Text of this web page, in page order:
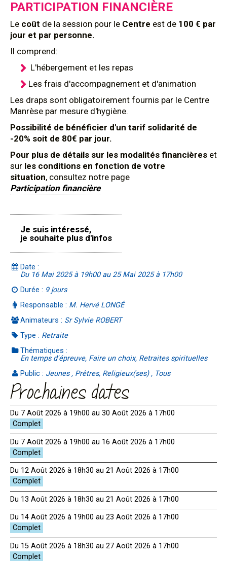
PARTICIPATION FINANCIÈRE
Le coût de la session pour le Centre est de 100 € par
jour et par personne.
Il comprend:
L'hébergement et les repas
Les frais d'accompagnement et d'animation
Les draps sont obligatoirement fournis par le Centre
Manrèse par mesure d'hygiène.
Possibilité de bénéficier d'un tarif solidarité de
-20% soit de 80€ par jour.
Pour plus de détails sur les modalités financières et
sur les conditions en fonction de votre
situation, consultez notre page
Participation financière
Je suis intéressé,
je souhaite plus d'infos
Date :
Du 16 Mai 2025 à 19h00 au 25 Mai 2025 à 17h00
Durée : 9 jours
Responsable : M. Hervé LONGÉ
Animateurs : Sr Sylvie ROBERT
Type : Retraite
Thématiques :
En temps d'épreuve, Faire un choix, Retraites spirituelles
Public : Jeunes , Prêtres, Religieux(ses) , Tous
Prochaines dates
Du 7 Août 2026 à 19h00 au 30 Août 2026 à 17h00
Du 7 Août 2026 à 19h00 au 16 Août 2026 à 17h00
Du 12 Août 2026 à 18h30 au 21 Août 2026 à 17h00
Du 13 Août 2026 à 18h30 au 21 Août 2026 à 17h00
Du 14 Août 2026 à 19h00 au 23 Août 2026 à 17h00
Du 15 Août 2026 à 18h30 au 27 Août 2026 à 17h00